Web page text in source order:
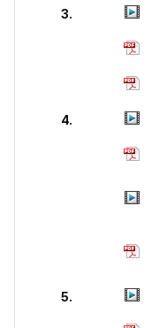
3.
4.
5.